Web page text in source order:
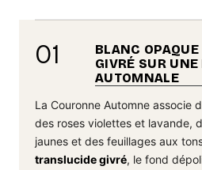
01
BLANC
GIVRÉ SUR UNE
AUTOMNALE
La Couronne Automne associe
des roses violettes et lavande,
jaunes et des feuillages aux
translucide givré, le fond